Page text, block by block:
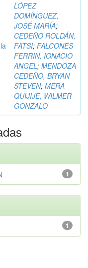
LÓPEZ
DOMÍNGUEZ,
JOSÉ MARÍA;
CEDEÑO ROLDÁN,
FATSI; FALCONES
FERRIN, IGNACIO
ANGEL; MENDOZA
CEDEÑO, BRYAN
STEVEN; MERA
QUIJIJE, WILMER
GONZALO
1
1